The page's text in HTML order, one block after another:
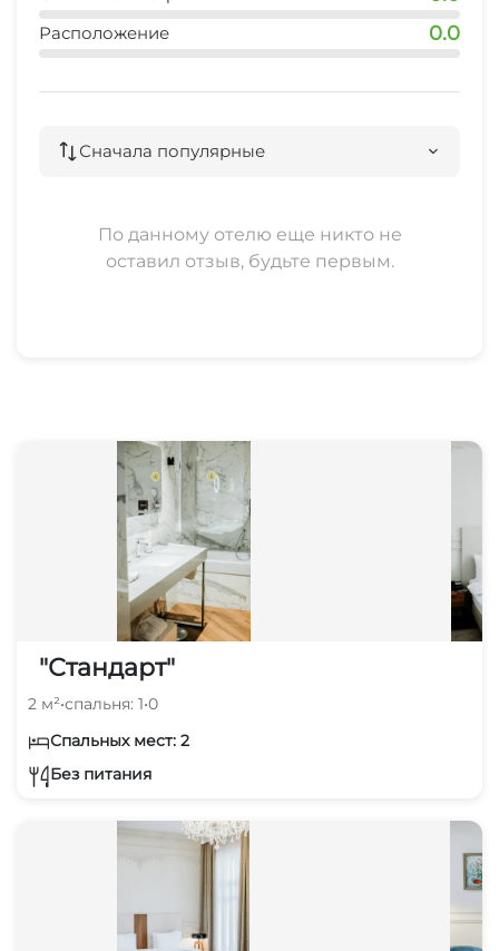
Охраняемая территория
Расположение 0.0
Сначала популярные
По данному отелю еще никто не
оставил отзыв, будьте первым.
"Стандарт"
2 м²•спальня: 1•0
Спальных мест: 2
Без питания